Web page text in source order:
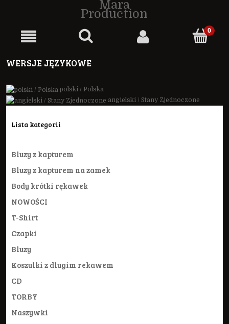
Mara
Production
WERSJE JĘZYKOWE
polski / Polska
angielski / Stany Zjednoczone
Lista kategorii
Bluzy z kapturem
Bluzy z kapturem na zamek
Body krótki rękawek
NOWOŚCI
T-Shirt
Czapki
Bluzy
Koszulki z dlugim rekawem
CD
TORBY
Naszywki